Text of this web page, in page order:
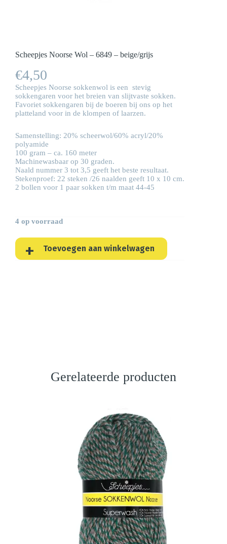
Scheepjes Noorse Wol – 6849 – beige/grijs
€4,50
Scheepjes Noorse sokkenwol is een stevig
sokkengaren voor het breien van slijtvaste sokken.
Favoriet sokkengaren bij de boeren bij ons op het
platteland voor in de klompen of laarzen.
Samenstelling: 20% scheerwol/60% acryl/20%
polyamide
100 gram – ca. 160 meter
Machinewasbaar op 30 graden.
Naald nummer 3 tot 3,5 geeft het beste resultaat.
Stekenproef: 22 steken /26 naalden geeft 10 x 10 cm.
2 bollen voor 1 paar sokken t/m maat 44-45
4 op voorraad
Toevoegen aan winkelwagen
Gerelateerde producten